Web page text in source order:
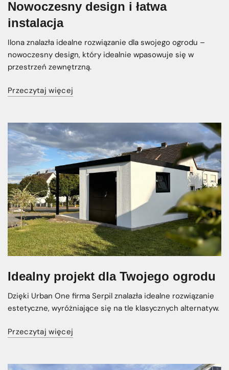
Nowoczesny design i łatwa
instalacja
Ilona znalazła idealne rozwiązanie dla swojego ogrodu –
nowoczesny design, który idealnie wpasowuje się w
przestrzeń zewnętrzną.
Przeczytaj więcej
Idealny projekt dla Twojego ogrodu
Dzięki Urban One firma Serpil znalazła idealne rozwiązanie
estetyczne, wyróżniające się na tle klasycznych alternatyw.
Przeczytaj więcej